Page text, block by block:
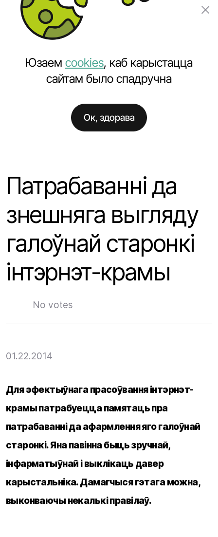
Навіны
Патрабаванні да знешняга выгляду галоўнай
Патрабаванні да
знешняга выгляду
галоўнай старонкі
інтэрнэт-крамы
No votes
01.22.2014
Для эфектыўнага прасоўвання інтэрнэт-
крамы патрабуецца памятаць пра
патрабаванні да афармлення яго галоўнай
старонкі. Яна павінна быць зручнай,
інфарматыўнай і выклікаць давер
карыстальніка. Дамагчыся гэтага можна,
выконваючы некалькі правілаў.
Юзаем cookies, каб карыстацца
сайтам было спадручна
Ок, здорава